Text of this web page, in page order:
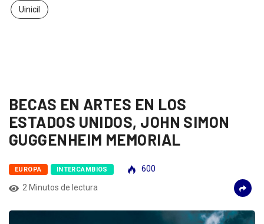
Uinicil
BECAS EN ARTES EN LOS
ESTADOS UNIDOS, JOHN SIMON
GUGGENHEIM MEMORIAL
EUROPA INTERCAMBIOS
600
2 Minutos de lectura